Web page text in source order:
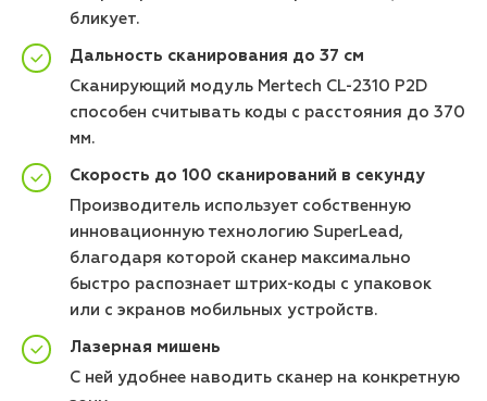
бликует.
Дальность сканирования до 37 см
Сканирующий модуль Mertech CL-2310 P2D
способен считывать коды с расстояния до 370
мм.
Скорость до 100 сканирований в секунду
Производитель использует собственную
инновационную технологию SuperLead,
благодаря которой сканер максимально
быстро распознает штрих-коды с упаковок
или с экранов мобильных устройств.
Лазерная мишень
С ней удобнее наводить сканер на конкретную